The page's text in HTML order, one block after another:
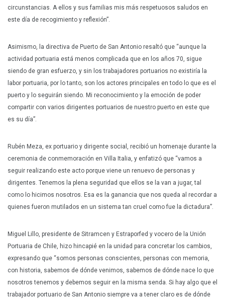
circunstancias. A ellos y sus familias mis más respetuosos saludos en
este día de recogimiento y reflexión”.
Asimismo, la directiva de Puerto de San Antonio resaltó que “aunque la
actividad portuaria está menos complicada que en los años 70, sigue
siendo de gran esfuerzo, y sin los trabajadores portuarios no existiría la
labor portuaria, por lo tanto, son los actores principales en todo lo que es el
puerto y lo seguirán siendo. Mi reconocimiento y la emoción de poder
compartir con varios dirigentes portuarios de nuestro puerto en este que
es su día”.
Rubén Meza, ex portuario y dirigente social, recibió un homenaje durante la
ceremonia de conmemoración en Villa Italia, y enfatizó que “vamos a
seguir realizando este acto porque viene un renuevo de personas y
dirigentes. Tenemos la plena seguridad que ellos se la van a jugar, tal
como lo hicimos nosotros. Esa es la ganancia que nos queda al recordar a
quienes fueron mutilados en un sistema tan cruel como fue la dictadura”.
Miguel Lillo, presidente de Sitramcen y Estraporfed y vocero de la Unión
Portuaria de Chile, hizo hincapié en la unidad para concretar los cambios,
expresando que “somos personas conscientes, personas con memoria,
con historia, sabemos de dónde venimos, sabemos de dónde nace lo que
nosotros tenemos y debemos seguir en la misma senda. Si hay algo que el
trabajador portuario de San Antonio siempre va a tener claro es de dónde